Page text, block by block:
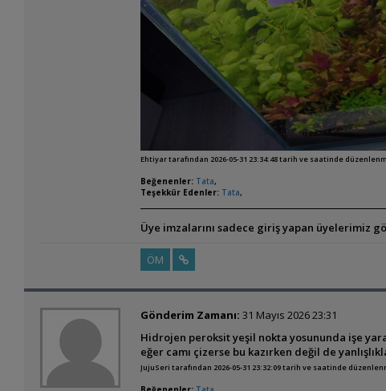
Ehtiyar tarafından 2026-05-31 23:34:48 tarih ve saatinde
Beğenenler: Tata,
Teşekkür Edenler: Tata,
Üye imzalarını sadece giriş yapan üyelerimiz
ÖM
Gönderim Zamanı: 31 Mayıs 2026 23:31
Hidrojen peroksit yeşil nokta yosununda işe
eğer camı çizerse bu kazırken değil de
JujuSeri tarafından 2026-05-31 23:32:09 tarih ve saatinde